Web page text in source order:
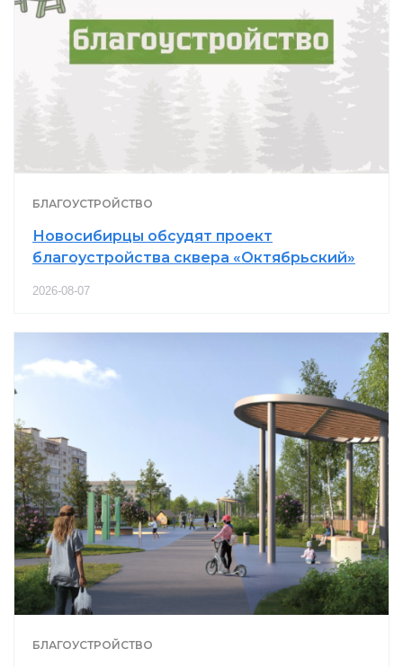
БЛАГОУСТРОЙСТВО
Новосибирцы обсудят проект
благоустройства сквера «Октябрьский»
2026-08-07
БЛАГОУСТРОЙСТВО